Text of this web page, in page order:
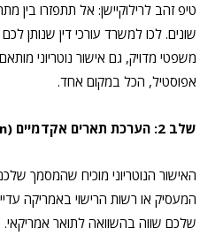
טיפ זהב לרילוקיישן: אל תתפזרו בין
שונים. לכו למשרד עורכי דין שנותן
משפטי מדויק, גם אישור נוטריוני
אפוסטיל, הכל במקום אחד.
שלב 2: הערכת תארים אקדמיים (Credential Evaluation)
האישור הנוטריוני מוכיח שהמסמך
המעסיק או רשות הרישוי באמריקה
שלכם שווה בהשוואה לתואר אמריקאי.